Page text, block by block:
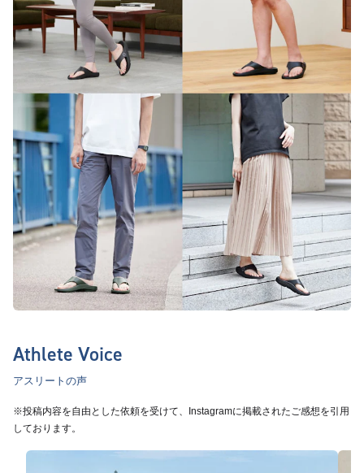
Athlete Voice
アスリートの声
※投稿内容を自由とした依頼を受けて、Instagramに掲載されたご感想を引用
しております。